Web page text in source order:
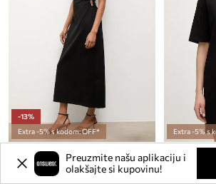
-13%
Extra -5% s kodom: OFF*
Haljina Answear.LAB
Trenutna cijena:
51,99 €
Extra -5% s
Trenutna cijena:
Preuzmite našu aplikaciju i
olakšajte si kupovinu!